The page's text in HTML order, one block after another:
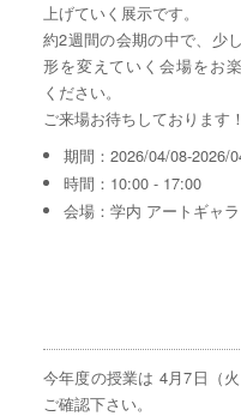
上げていく展示です。
約2週間の会期の中で、少
形を変えていく会場をお
ください。
ご来場お待ちしております！
期間：2026/04/08-2026/
時間：10:00 - 17:00
会場：学内 アートギャ
今年度の授業は 4月7日（
ご確認下さい。